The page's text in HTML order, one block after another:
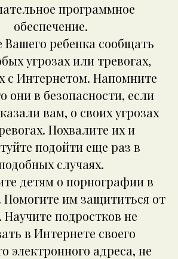
программное
обеспечение.
Вашего ребенка сообщать
угрозах или тревогах,
с Интернетом. Напомните
они в безопасности, если
вам, о своих угрозах
Похвалите их и
подойти еще раз в
случаях.
детям о порнографии в
Помогите им защититься от
Научите подростков не
в Интернете своего
электронного адреса, не